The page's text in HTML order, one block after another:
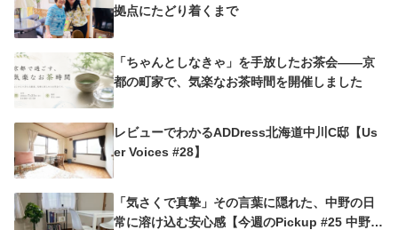
拠点にたどり着くまで
「ちゃんとしなきゃ」を手放したお茶会——京
都の町家で、気楽なお茶時間を開催しました
レビューでわかるADDress北海道中川C邸【Us
er Voices #28】
「気さくで真摯」その言葉に隠れた、中野の日
常に溶け込む安心感【今週のPickup #25 中野沼